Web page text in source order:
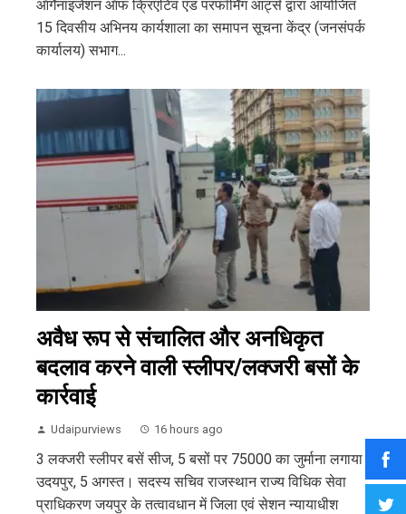
ऑर्गेनाइजेशन ऑफ क्रिएटिव एंड परफॉर्मिंग आर्ट्स द्वारा आयोजित
15 दिवसीय अभिनय कार्यशाला का समापन सूचना केंद्र (जनसंपर्क
कार्यालय) सभाग...
अवैध रूप से संचालित और अनधिकृत
बदलाव करने वाली स्लीपर/लक्जरी बसों के
कार्रवाई
Udaipurviews 16 hours ago
3 लक्जरी स्लीपर बसें सीज, 5 बसों पर 75000 का जुर्माना लगाया
उदयपुर, 5 अगस्त। सदस्य सचिव राजस्थान राज्य विधिक सेवा
प्राधिकरण जयपुर के तत्वावधान में जिला एवं सेशन न्यायाधीश